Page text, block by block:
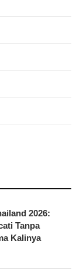
2026:
Tanpa
Kalinya